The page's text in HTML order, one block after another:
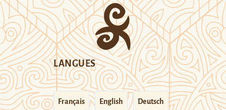
LANGUES
Français English Deutsch